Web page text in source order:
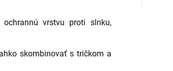
vrstvu proti slnku,
skombinovať s tričkom a